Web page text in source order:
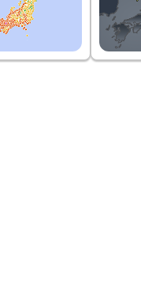
埼玉県三郷市新和
埼玉
士見
日高
嵐山町 埼玉県比企郡小川